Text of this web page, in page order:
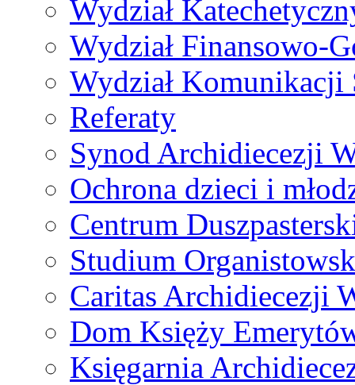
Wydział
Wydział Finansowo-
Wydział Komunikacji
Referaty
Synod Archidiecezji
Ochrona dzieci i
Centrum
Studium
Caritas Archidiecezji
Dom Księży
Księgarnia